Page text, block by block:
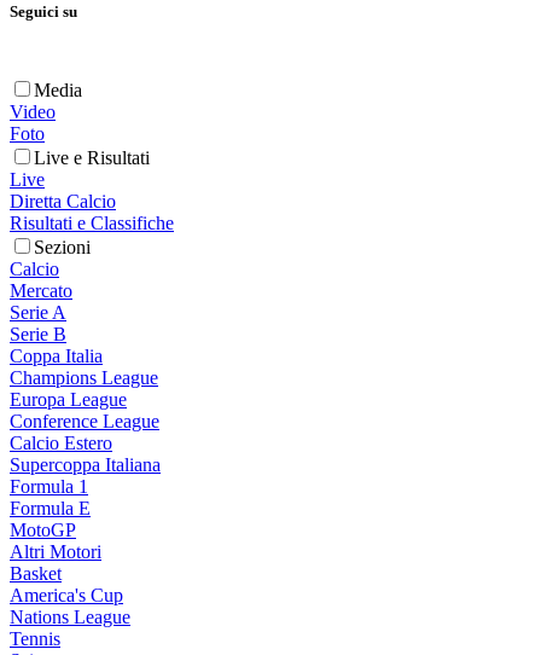
Seguici su
Media
Video
Foto
Live e Risultati
Live
Diretta Calcio
Risultati e Classifiche
Sezioni
Calcio
Mercato
Serie A
Serie B
Coppa Italia
Champions League
Europa League
Conference League
Calcio Estero
Supercoppa Italiana
Formula 1
Formula E
MotoGP
Altri Motori
Basket
America's Cup
Nations League
Tennis